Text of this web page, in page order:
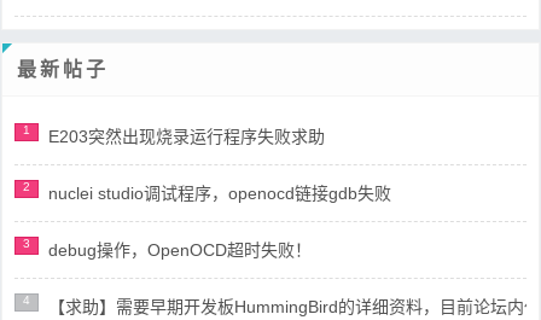
最新帖子
1 E203突然出现烧录运行程序失败求助
2 nuclei studio调试程序，openocd链接gdb失败
3 debug操作，OpenOCD超时失败！
4 【求助】需要早期开发板HummingBird的详细资料，目前论坛内